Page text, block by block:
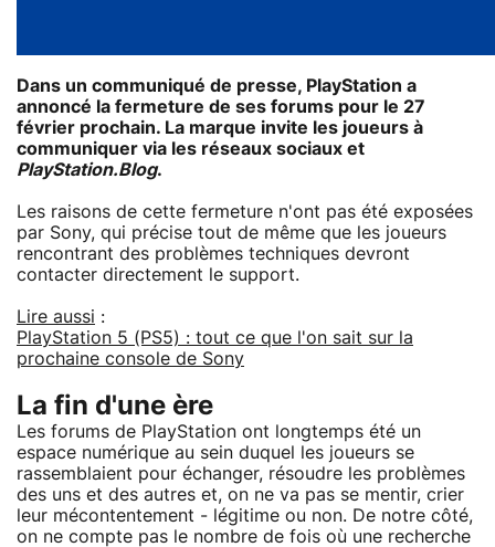
Dans un communiqué de presse, PlayStation a
annoncé la fermeture de ses forums pour le 27
février prochain. La marque invite les joueurs à
communiquer via les réseaux sociaux et
PlayStation.Blog.
Les raisons de cette fermeture n'ont pas été exposées
par Sony, qui précise tout de même que les joueurs
rencontrant des problèmes techniques devront
contacter directement le support.
Lire aussi :
PlayStation 5 (PS5) : tout ce que l'on sait sur la
prochaine console de Sony
La fin d'une ère
Les forums de PlayStation ont longtemps été un
espace numérique au sein duquel les joueurs se
rassemblaient pour échanger, résoudre les problèmes
des uns et des autres et, on ne va pas se mentir, crier
leur mécontentement - légitime ou non. De notre côté,
on ne compte pas le nombre de fois où une recherche